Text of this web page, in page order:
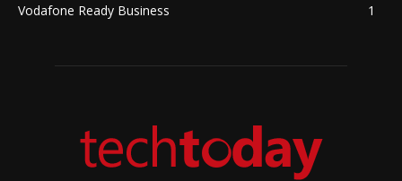
Vodafone Ready Business
1